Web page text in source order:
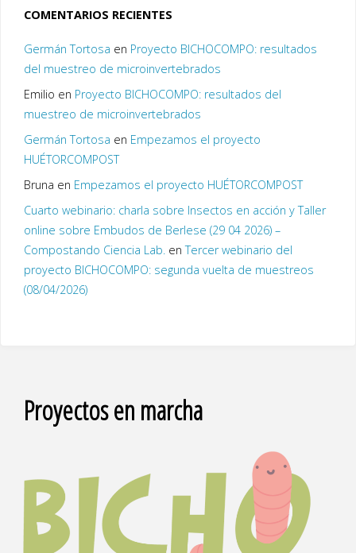
COMENTARIOS RECIENTES
Germán Tortosa en Proyecto BICHOCOMPO: resultados
del muestreo de microinvertebrados
Emilio en Proyecto BICHOCOMPO: resultados del
muestreo de microinvertebrados
Germán Tortosa en Empezamos el proyecto
HUÉTORCOMPOST
Bruna en Empezamos el proyecto HUÉTORCOMPOST
Cuarto webinario: charla sobre Insectos en acción y Taller
online sobre Embudos de Berlese (29 04 2026) –
Compostando Ciencia Lab.enTercer webinario del
proyecto BICHOCOMPO: segunda vuelta de muestreos
(08/04/2026)
Proyectos en marcha